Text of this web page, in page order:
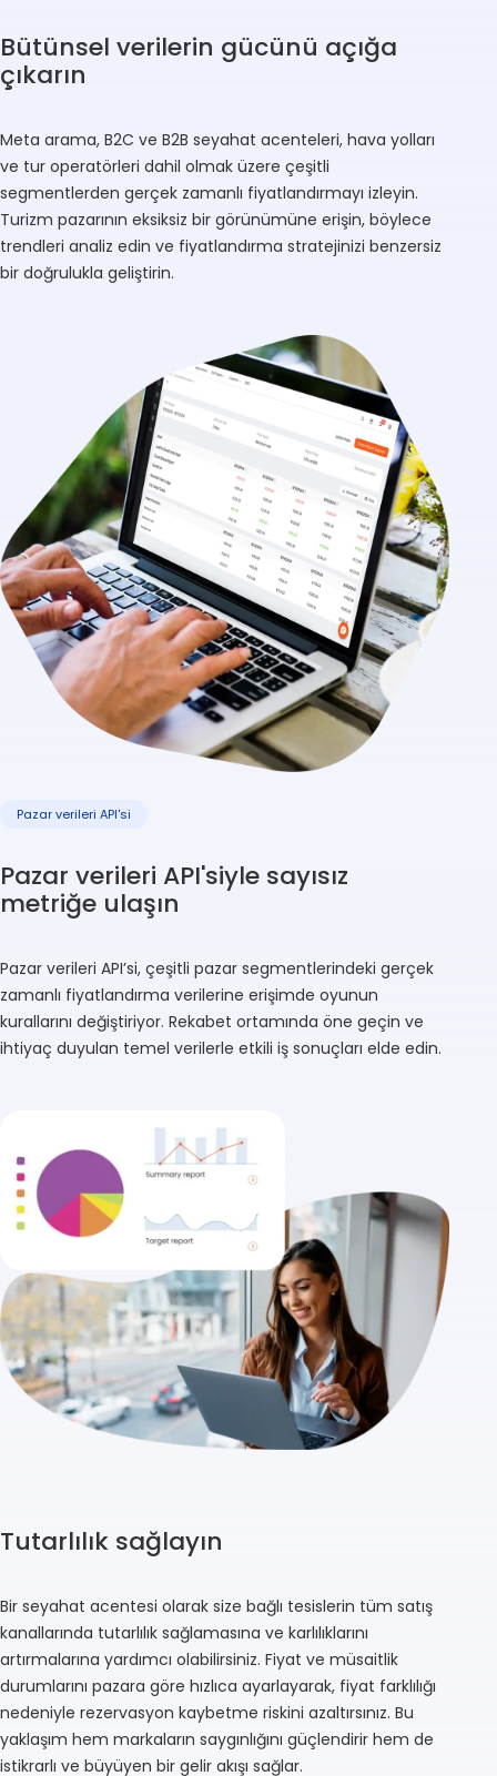
Bütünsel verilerin gücünü açığa
çıkarın
Meta arama, B2C ve B2B seyahat acenteleri, hava yolları
ve tur operatörleri dahil olmak üzere çeşitli
segmentlerden gerçek zamanlı fiyatlandırmayı izleyin.
Turizm pazarının eksiksiz bir görünümüne erişin, böylece
trendleri analiz edin ve fiyatlandırma stratejinizi benzersiz
bir doğrulukla geliştirin.
Pazar verileri API'si
Pazar verileri API'siyle sayısız
metriğe ulaşın
Pazar verileri API’si, çeşitli pazar segmentlerindeki gerçek
zamanlı fiyatlandırma verilerine erişimde oyunun
kurallarını değiştiriyor. Rekabet ortamında öne geçin ve
ihtiyaç duyulan temel verilerle etkili iş sonuçları elde edin.
Tutarlılık sağlayın
Bir seyahat acentesi olarak size bağlı tesislerin tüm satış
kanallarında tutarlılık sağlamasına ve karlılıklarını
artırmalarına yardımcı olabilirsiniz. Fiyat ve müsaitlik
durumlarını pazara göre hızlıca ayarlayarak, fiyat farklılığı
nedeniyle rezervasyon kaybetme riskini azaltırsınız. Bu
yaklaşım hem markaların saygınlığını güçlendirir hem de
istikrarlı ve büyüyen bir gelir akışı sağlar.